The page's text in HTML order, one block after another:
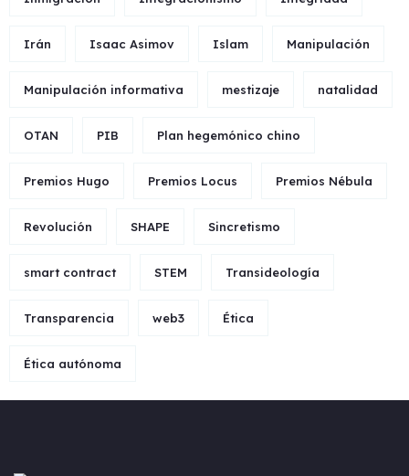
Irán Isaac Asimov Islam Manipulación
Manipulación informativa mestizaje natalidad
OTAN PIB Plan hegemónico chino
Premios Hugo Premios Locus Premios Nébula
Revolución SHAPE Sincretismo
smart contract STEM Transideología
Transparencia web3 Ética
Ética autónoma